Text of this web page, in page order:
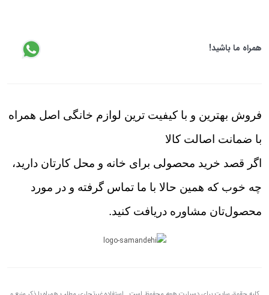
همراه ما باشید!
فروش بهترین و با کیفیت ترین لوازم خانگی اصل همراه
با ضمانت اصالت کالا
اگر قصد خرید محصولی برای خانه و محل کارتان دارید،
چه خوب که همین حالا با ما تماس گرفته و در مورد
محصول‌تان مشاوره دریافت کنید.